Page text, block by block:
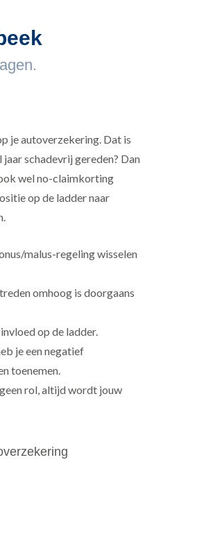
je autoverzekering. Dat is
schadevrij gereden? Dan
wel no-claimkorting
op de ladder naar
malus-regeling wisselen
omhoog is doorgaans
op de ladder.
je een negatief
toenemen.
rol, altijd wordt jouw